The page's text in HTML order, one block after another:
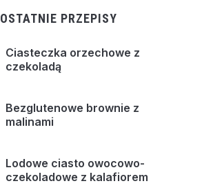
OSTATNIE PRZEPISY
Ciasteczka orzechowe z
czekoladą
Bezglutenowe brownie z
malinami
Lodowe ciasto owocowo-
czekoladowe z kalafiorem